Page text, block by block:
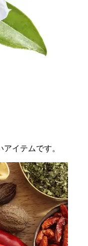
イテムです。